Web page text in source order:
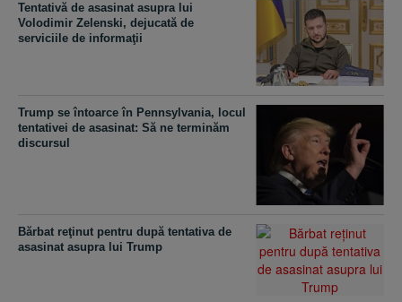
Tentativă de asasinat asupra lui
Volodimir Zelenski, dejucată de
serviciile de informaţii
Trump se întoarce în Pennsylvania, locul
tentativei de asasinat: Să ne terminăm
discursul
Bărbat reţinut pentru după tentativa de
asasinat asupra lui Trump